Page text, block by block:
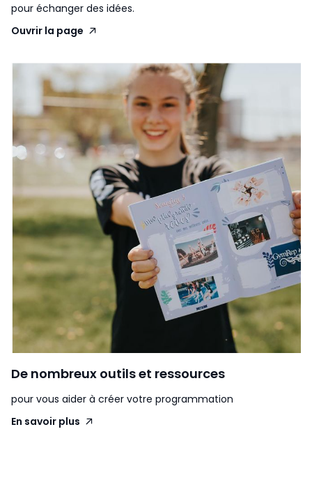
pour échanger des idées.
Ouvrir la page
De nombreux outils et ressources
pour vous aider à créer votre programmation
En savoir plus